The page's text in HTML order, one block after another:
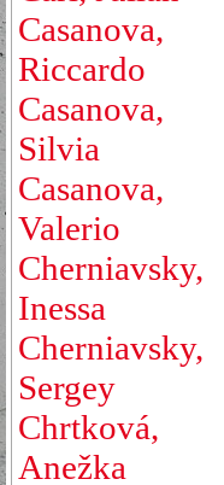
Casanova,
Riccardo
Casanova,
Silvia
Casanova,
Valerio
Cherniavsky,
Inessa
Cherniavsky,
Sergey
Chrtková,
Anežka